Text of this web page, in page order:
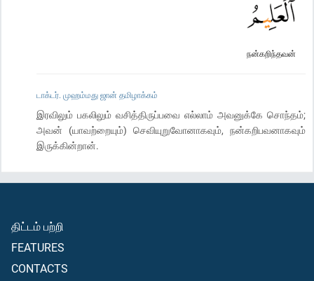
நன்கறிந்தவன்
டாக்டர். முஹம்மது ஜான் தமிழாக்கம்
இரவிலும் பகலிலும் வசித்திருப்பவை எல்லாம் அவனுக்கே சொந்தம்;
அவன் (யாவற்றையும்) செவியுறுவோனாகவும், நன்கறிபவனாகவும்
இருக்கின்றான்.
திட்டம் பற்றி
FEATURES
CONTACTS